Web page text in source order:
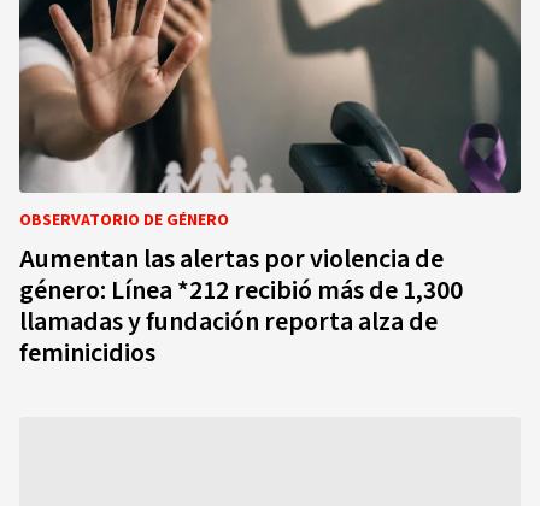
OBSERVATORIO DE GÉNERO
Aumentan las alertas por violencia de
género: Línea *212 recibió más de 1,300
llamadas y fundación reporta alza de
feminicidios